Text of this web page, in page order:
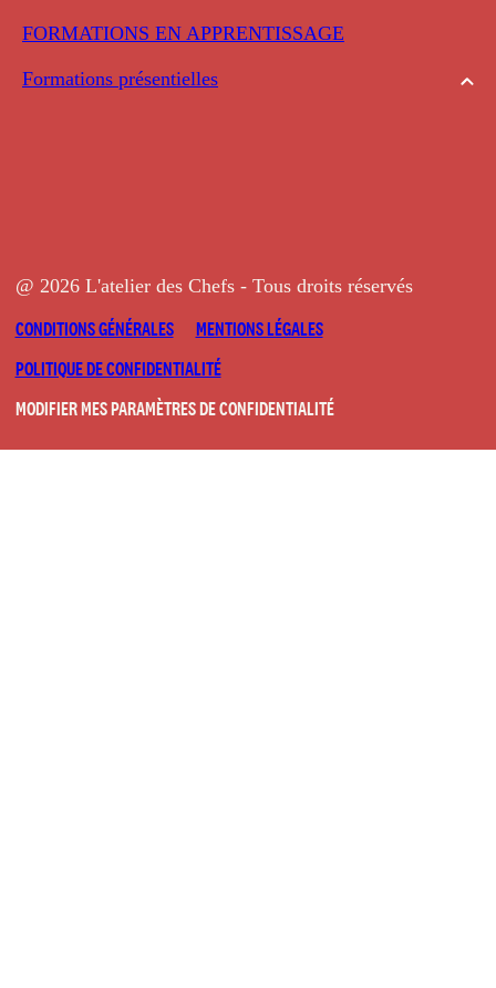
FORMATIONS EN APPRENTISSAGE
Formations présentielles
@ 2026 L'atelier des Chefs - Tous droits réservés
CONDITIONS GÉNÉRALES
MENTIONS LÉGALES
POLITIQUE DE CONFIDENTIALITÉ
MODIFIER MES PARAMÈTRES DE CONFIDENTIALITÉ